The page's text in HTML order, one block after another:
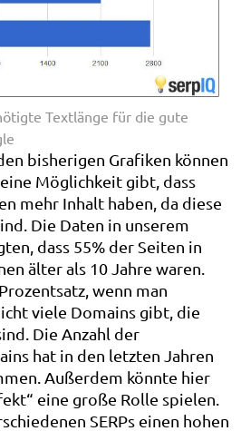
Textlänge für die gute
bisherigen Grafiken können
Möglichkeit gibt, dass
mehr Inhalt haben, da diese
Die Daten in unserem
dass 55% der Seiten in
älter als 10 Jahre waren.
wenn man
viele Domains gibt, die
Die Anzahl der
hat in den letzten Jahren
Außerdem könnte hier
eine große Rolle spielen.
SERPs einen hohen